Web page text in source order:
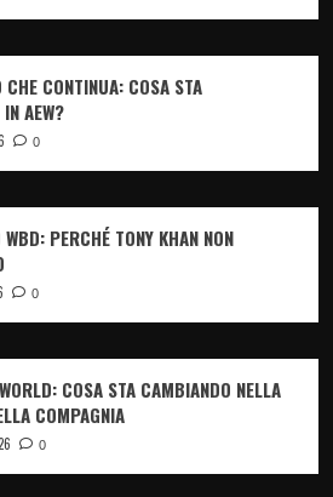
CONTINUA: COSA STA
AEW?
0
PERCHÉ TONY KHAN NON
0
COSA STA CAMBIANDO NELLA
COMPAGNIA
0